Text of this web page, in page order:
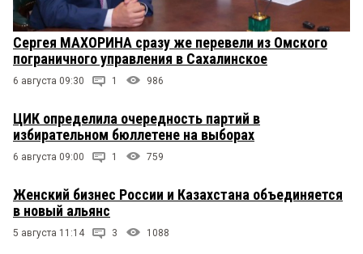
Сергея МАХОРИНА сразу же перевели из Омского
пограничного управления в Сахалинское
6 августа 09:30 1 986
ЦИК определила очередность партий в
избирательном бюллетене на выборах
6 августа 09:00 1 759
Женский бизнес России и Казахстана объединяется
в новый альянс
5 августа 11:14 3 1088